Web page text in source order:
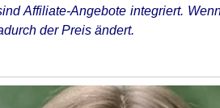
Affiliate-Angebote integriert.
der Preis ändert.